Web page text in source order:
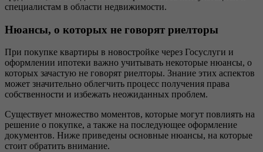
специалистам в области недвижимости.
Нюансы, о которых не говорят риелторы
При покупке квартиры в новостройке через Госуслуги и
оформлении ипотеки важно учитывать некоторые нюансы, о
которых зачастую не говорят риелторы. Знание этих аспектов
может значительно облегчить процесс получения права
собственности и избежать неожиданных проблем.
Существует множество моментов, которые могут повлиять на
решение о покупке, а также на последующее оформление
документов. Ниже приведены основные нюансы, на которые
стоит обратить внимание.